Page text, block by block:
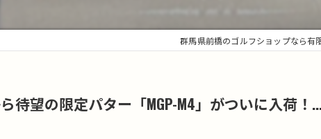
群馬県前橋のゴルフショップなら有
待望の限定パター「MGP-M4」がついに入荷！